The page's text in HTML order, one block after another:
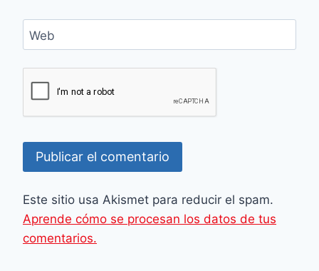
Web
Este sitio usa Akismet para reducir el spam.
Aprende cómo se procesan los datos de tus
comentarios.